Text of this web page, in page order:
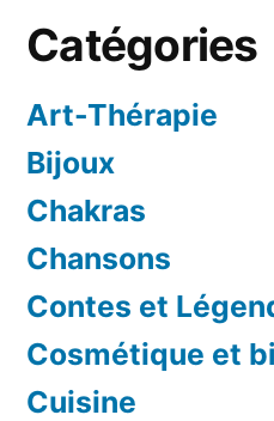
Catégories
Art-Thérapie
Bijoux
Chakras
Chansons
Contes et
Cosmétique et
Cuisine